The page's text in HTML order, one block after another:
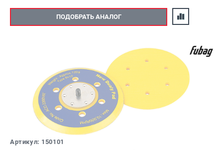
ПОДОБРАТЬ АНАЛОГ
Артикул: 150101